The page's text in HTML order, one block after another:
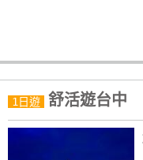
1日遊 舒活遊台中